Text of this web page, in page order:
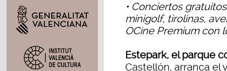
• Conciertos
minigolf, tirolinas,
OCine Premium con
Estepark, el parque
Castellón, arranca el